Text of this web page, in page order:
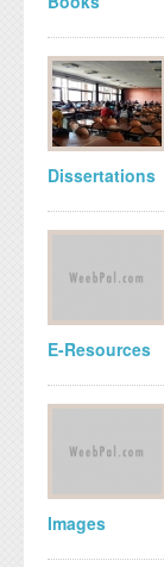
Dissertations
E-Resources
Images